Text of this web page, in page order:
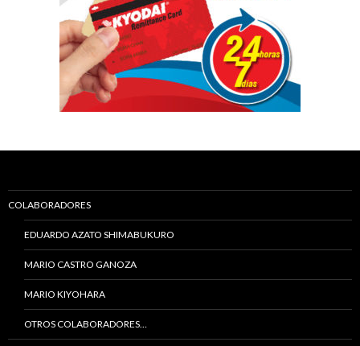
COLABORADORES
EDUARDO AZATO SHIMABUKURO
MARIO CASTRO GANOZA
MARIO KIYOHARA
OTROS COLABORADORES…